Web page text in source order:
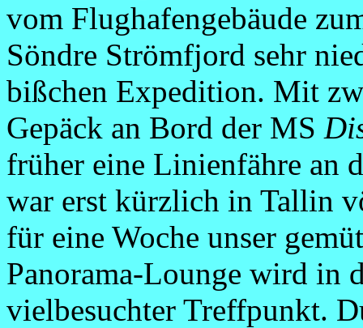
vom Flughafengebäude
Söndre Strömfjord sehr
bißchen Expedition. Mit
Gepäck an Bord der MS
früher eine Linienfähre an
war erst kürzlich in Tallin
für eine Woche unser
Panorama-Lounge wird in
vielbesuchter Treffpunkt.